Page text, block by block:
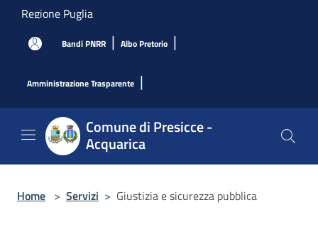
Salta al contenuto principale
Regione Puglia
Bandi PNRR | Albo Pretorio |
Amministrazione Trasparente |
Comune di Presicce -
Acquarica
Home > Servizi > Giustizia e sicurezza pubblica